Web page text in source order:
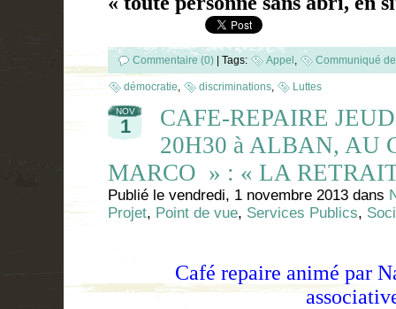
Commentaire (0) | Tags: Appel Communiqué
démocratie discriminations Luttes
NOV
1
CAFE-REPAIRE
20H30 à ALBAN, AU
MARCO » : « LA
Publié le vendredi, 1 novembre 2013 dans
Projet, Point de vue, Services Publics,
Café repaire animé par